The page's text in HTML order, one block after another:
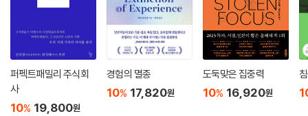
퍼펙트패밀리 주식회
사
10% 19,800원
경험의 멸종
10% 17,820원
도둑맞은 집중력
10% 16,920원